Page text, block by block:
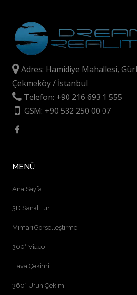
Adres: Hamidiye Mahallesi,
Çekmeköy / İstanbul
Telefon: +90 216 693 1 555
GSM: +90 532 250 00 07
MENÜ
Ana Sayfa
3D Sanal Tur
Mimari Görselleştirme
360° Video
Hava Çekimi
360° Ürün Çekimi